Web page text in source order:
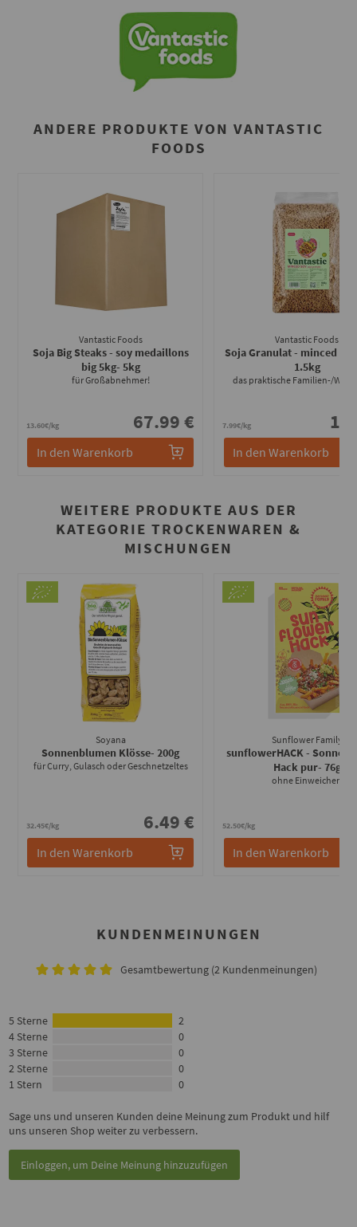
ANDERE PRODUKTE VON VANTASTIC
FOODS
Vantastic Foods
Soja Big Steaks - soy medaillons
big 5kg- 5kg
für Großabnehmer!
13.60€/kg 67.99 €
In den Warenkorb
Vantastic Foods
Soja Granulat - minced
1.5kg
das praktische Familien-/WG-
7.99€/kg
In den Warenkorb
WEITERE PRODUKTE AUS DER
KATEGORIE TROCKENWAREN &
MISCHUNGEN
Soyana
Sonnenblumen Klösse- 200g
für Curry, Gulasch oder Geschnetzeltes
32.45€/kg 6.49 €
In den Warenkorb
Sunflower Family
sunflowerHACK -
Hack pur- 76g
ohne Einweichen
52.50€/kg
In den Warenkorb
KUNDENMEINUNGEN
Gesamtbewertung (2 Kundenmeinungen)
5 Sterne
2
4 Sterne
0
3 Sterne
0
2 Sterne
0
1 Stern
0
Sage uns und unseren Kunden deine Meinung zum Produkt und hilf
uns unseren Shop weiter zu verbessern.
Einloggen, um Deine Meinung hinzuzufügen